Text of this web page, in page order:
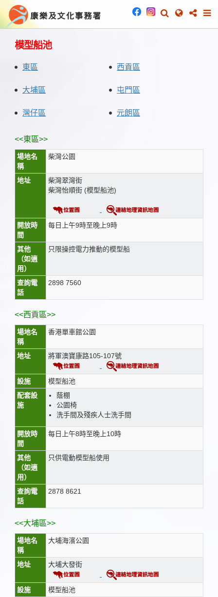
模型船池
東區 西貢區
大埔區 屯門區
灣仔區 元朗區
<<東區>>
場地名
稱
柴灣公園
地址
柴灣翠灣街
柴灣怡順街 (模型船池)
開放時
間
每日上午9時至晚上9時
其他
（如適
用）
只限操控電力推動的模型船
查詢電
話
2898 7560
<<西貢區>>
場地名
稱
香港單車館公園
地址 將軍澳寶康路105-107號
設施
模型船池
配套設
施
蔭棚
公園椅
洗手間及殘疾人士洗手間
開放時
間
每日上午8時至晚上10時
其他
（如適
用）
只供電動模型船使用
查詢電
話
2878 8621
<<大埔區>>
場地名
稱
大埔海濱公園
地址 大埔大發街
設施
模型船池